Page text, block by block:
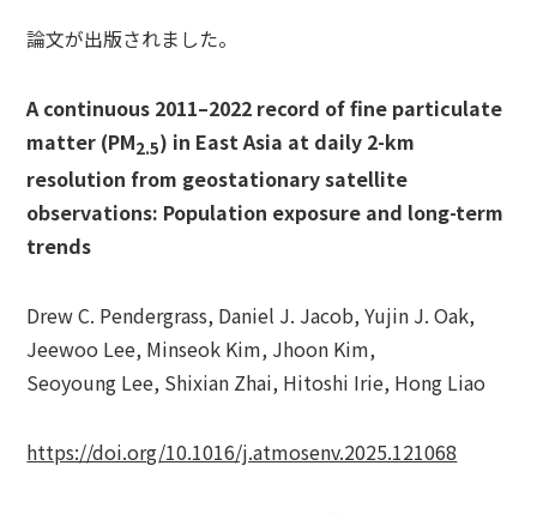
論文が出版されました。
A continuous 2011–2022 record of fine particulate
matter (PM2.5) in East Asia at daily 2-km
resolution from geostationary satellite
observations: Population exposure and long-term
trends
Drew C. Pendergrass, Daniel J. Jacob, Yujin J. Oak,
Jeewoo Lee, Minseok Kim, Jhoon Kim,
Seoyoung Lee, Shixian Zhai, Hitoshi Irie, Hong Liao
https://doi.org/10.1016/j.atmosenv.2025.121068